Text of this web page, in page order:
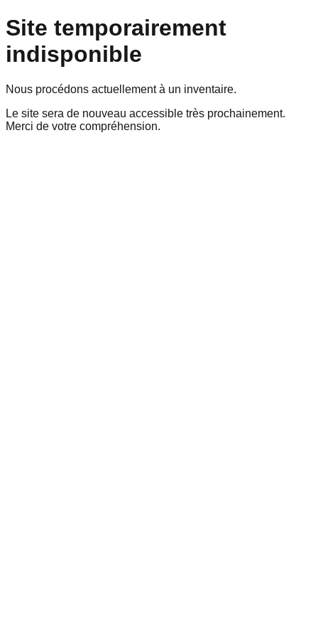
Site temporairement
indisponible
Nous procédons actuellement à un inventaire.
Le site sera de nouveau accessible très prochainement.
Merci de votre compréhension.